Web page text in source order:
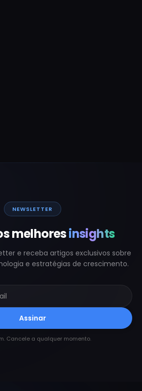
NEWSLETTER
melhoresinsights
e receba artigos exclusivos sobre
e estratégias de crescimento.
Assinar
Cancele a qualquer momento.